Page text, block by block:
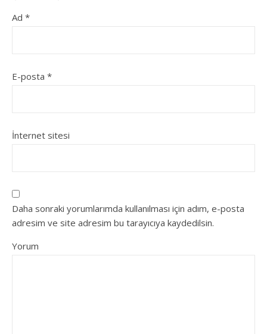
Ad *
E-posta *
İnternet sitesi
Daha sonraki yorumlarımda kullanılması için adım, e-posta
adresim ve site adresim bu tarayıcıya kaydedilsin.
Yorum